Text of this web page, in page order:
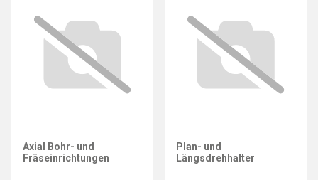
Axial Bohr- und
Fräseinrichtungen
Plan- und
Längsdrehhalter